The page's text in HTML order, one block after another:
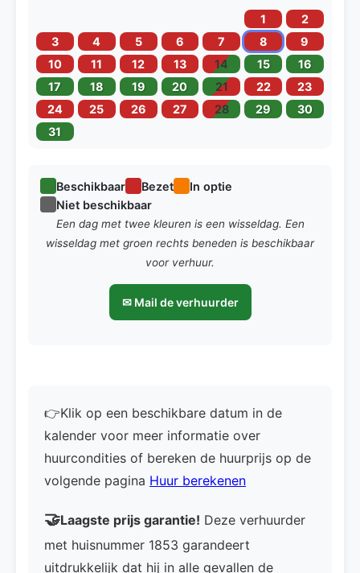
1
2
3
4 5 6 7 8
9
10
11 12 13 14 15
16
17
18 19 20 21 22
23
24
25 26 27 28 29
30
31
Beschikbaar Bezet
In optie
Niet beschikbaar
Een dag met twee kleuren is een wisseldag. Een
wisseldag met groen rechts beneden is beschikbaar
voor verhuur.
✉ Mail de verhuurder
👉Klik op een beschikbare datum in de
kalender voor meer informatie over
huurcondities of bereken de huurprijs op de
volgende pagina Huur berekenen
🤝Laagste prijs garantie! Deze verhuurder
met huisnummer 1853 garandeert
uitdrukkelijk dat hij in alle gevallen de